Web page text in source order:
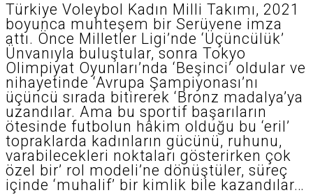
Türkiye Voleybol Kadın Milli Takımı, 2021
boyunca muhteşem bir Serüvene imza
attı. Önce Milletler Ligi’nde ‘Üçüncülük’
Ünvanıyla buluştular, sonra Tokyo
Olimpiyat Oyunları’nda ‘Beşinci’ oldular ve
nihayetinde ‘Avrupa Şampiyonası’nı
üçüncü sırada bitirerek ‘Bronz madalya’ya
uzandılar. Ama bu sportif başarıların
ötesinde futbolun hâkim olduğu bu ‘eril’
topraklarda kadınların gücünü, ruhunu,
varabilecekleri noktaları gösterirken çok
özel bir’ rol modeli’ne dönüştüler, süreç
içinde ‘muhalif’ bir kimlik bile kazandılar…